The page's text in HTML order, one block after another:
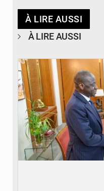
À LIRE AUSSI
À LIRE AUSSI